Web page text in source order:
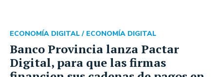
Banco Provincia lanza Pactar
Digital, para que las firmas
ECONOMÍA DIGITAL / ECONOMÍA DIGITAL